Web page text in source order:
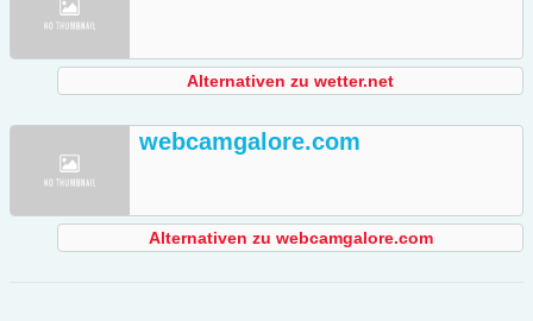
Alternativen zu wetter.net
webcamgalore.com
Alternativen zu webcamgalore.com